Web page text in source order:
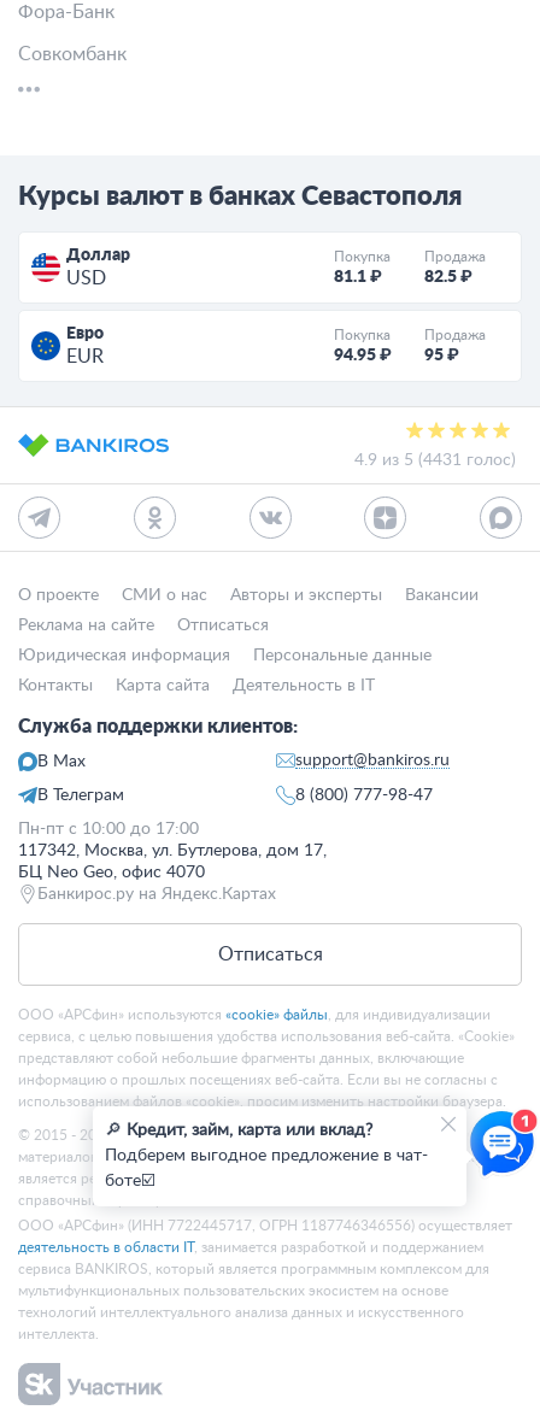
Фора-Банк
Совкомбанк
Курсы валют в банках Севастополя
Доллар
USD
Покупка
81.1 ₽
Продажа
82.5 ₽
Евро
EUR
Покупка
94.95 ₽
Продажа
95 ₽
4.9 из 5 (4431 голос)
О проекте СМИ о нас Авторы и эксперты
Вакансии
Реклама на сайте
Отписаться
Юридическая информация
Персональные данные
Контакты
Карта сайта Деятельность в IT
Служба поддержки клиентов:
В Max
В Телеграм
support@bankiros.ru
8 (800) 777-98-47
Пн-пт с 10:00 до 17:00
117342, Москва, ул. Бутлерова, дом 17,
БЦ Neo Geo, офис 4070
Банкирос.ру на Яндекс.Картах
Отписаться
ООО «АРСфин» используются «cookie» файлы , для индивидуализации
сервиса, с целью повышения удобства использования веб-сайта. «Cookie»
представляют собой небольшие фрагменты данных, включающие
информацию о прошлых посещениях веб-сайта. Если вы не согласны с
использованием файлов «cookie», просим изменить настройки браузера.
© 2015 - 2026 Bankiros.ru Все права защищены. При использовании
материалов гиперссылка на bankiros.ru обязательна. Содержание сайта не
является рекомендацией или офертой и носит информационно-
справочный характер.
ООО «АРСфин» (ИНН 7722445717, ОГРН 1187746346556) осуществляет
деятельность в области IT, занимается разработкой и поддержанием
сервиса BANKIROS, который является программным комплексом для
мультифункциональных пользовательских экосистем на основе
технологий интеллектуального анализа данных и искусственного
интеллекта.
🔎 Кредит, займ, карта или вклад?
Подберем выгодное предложение в чат-
боте☑️